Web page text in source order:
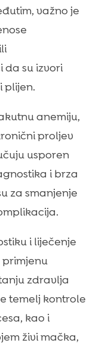
važno je
da su izvori
plijen.
anemiju,
proljev
usporen
i brza
za smanjenje
i liječenje
zdravlja
temelj kontrole
kao i
živi mačka,